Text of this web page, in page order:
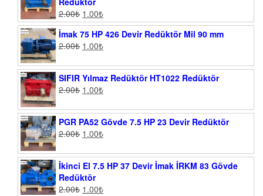
2.00₺ 1.00₺
İmak 75 HP 426 Devir Redüktör Mil 90 mm
2.00₺ 1.00₺
SIFIR Yılmaz Redüktör HT1022 Redüktör
2.00₺ 1.00₺
PGR PA52 Gövde 7.5 HP 23 Devir Redüktör
2.00₺ 1.00₺
İkinci El 7.5 HP 37 Devir İmak İRKM 83 Gövde
Redüktör
2.00₺ 1.00₺